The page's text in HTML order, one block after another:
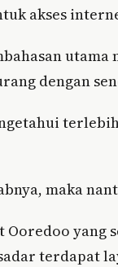
akses
dengan
maka
Ooredoo
terdapat